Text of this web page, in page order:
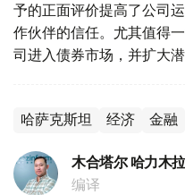
予的正面评价提高了公司
作伙伴的信任。尤其值得
司进入债券市场，并扩大潜
哈萨克斯坦 经济 金融
木合塔尔 哈力木拉
编译